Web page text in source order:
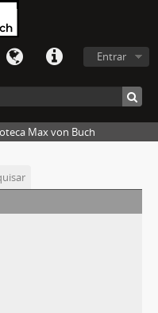
Entrar
Max von Buch